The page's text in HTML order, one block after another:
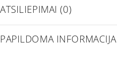
ATSILIEPIMAI (0)
PAPILDOMA INFORMACIJA